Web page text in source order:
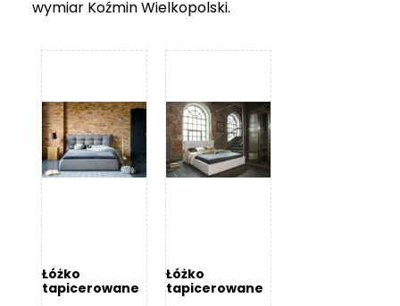
wymiar Koźmin Wielkopolski.
Łóżko
tapicerowane
Łóżko
tapicerowane